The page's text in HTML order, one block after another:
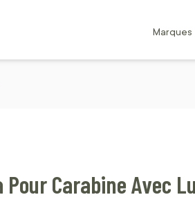
Marques
Pour Carabine Avec